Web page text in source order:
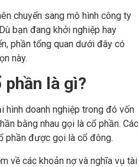
chuyển sang mô hình công ty
bạn đang khởi nghiệp hay
phần tổng quan dưới đây có
này.
phần là gì?
hình doanh nghiệp trong đó vốn
bằng nhau gọi là cổ phần. Các
phần được gọi là cổ đông.
về các khoản nợ và nghĩa vụ tài